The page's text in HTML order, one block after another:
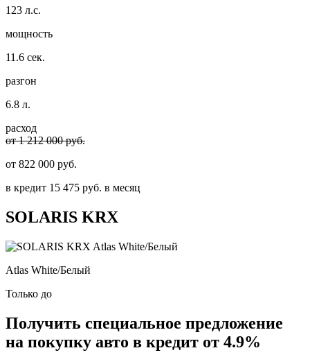
123 л.с.
мощность
11.6 сек.
разгон
6.8 л.
расход
от 1 212 000 руб.
от 822 000 руб.
в кредит 15 475 руб. в месяц
SOLARIS KRX
Atlas White/Белый
Только до
Получить специальное предложение
на покупку авто в кредит от 4.9%